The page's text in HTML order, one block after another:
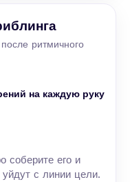
ритмичного
на каждую руку
соберите его и
с линии цели.